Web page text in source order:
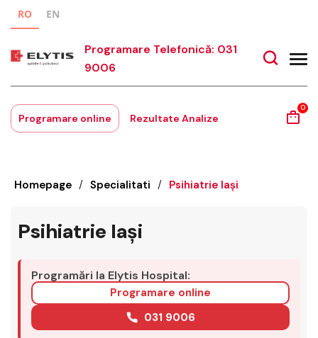
RO EN
Programare Telefonică: 031
9006
Programare online Rezultate Analize
0
Homepage / Specialitati / Psihiatrie Iași
Psihiatrie Iași
Programări la Elytis Hospital:
Programare online
031 9006